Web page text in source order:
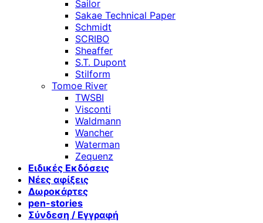
Sailor
Sakae Technical Paper
Schmidt
SCRIBO
Sheaffer
S.T. Dupont
Stilform
Tomoe River
TWSBI
Visconti
Waldmann
Wancher
Waterman
Zequenz
Ειδικές Εκδόσεις
Νέες αφίξεις
Δωροκάρτες
pen-stories
Σύνδεση / Εγγραφή